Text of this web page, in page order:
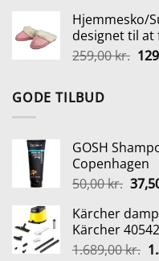
pris
var:
Hjemmesko/
designet til
259,00kr.
GODE TILBUD
GOSH
Copenhagen
50,00kr. Den
pris
var:
Kärcher
Kärcher
1.689,00kr.